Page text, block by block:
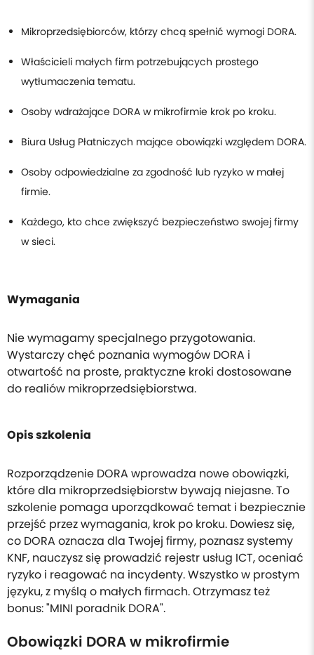
Mikroprzedsiębiorców, którzy chcą spełnić wymogi DORA.
Właścicieli małych firm potrzebujących prostego
wytłumaczenia tematu.
Osoby wdrażające DORA w mikrofirmie krok po kroku.
Biura Usług Płatniczych mające obowiązki względem DORA.
Osoby odpowiedzialne za zgodność lub ryzyko w małej
firmie.
Każdego, kto chce zwiększyć bezpieczeństwo swojej firmy
w sieci.
Wymagania
Nie wymagamy specjalnego przygotowania.
Wystarczy chęć poznania wymogów DORA i
otwartość na proste, praktyczne kroki dostosowane
do realiów mikroprzedsiębiorstwa.
Opis szkolenia
Rozporządzenie DORA wprowadza nowe obowiązki,
które dla mikroprzedsiębiorstw bywają niejasne. To
szkolenie pomaga uporządkować temat i bezpiecznie
przejść przez wymagania, krok po kroku. Dowiesz się,
co DORA oznacza dla Twojej firmy, poznasz systemy
KNF, nauczysz się prowadzić rejestr usług ICT, oceniać
ryzyko i reagować na incydenty. Wszystko w prostym
języku, z myślą o małych firmach. Otrzymasz też
bonus: "MINI poradnik DORA".
Obowiązki DORA w mikrofirmie